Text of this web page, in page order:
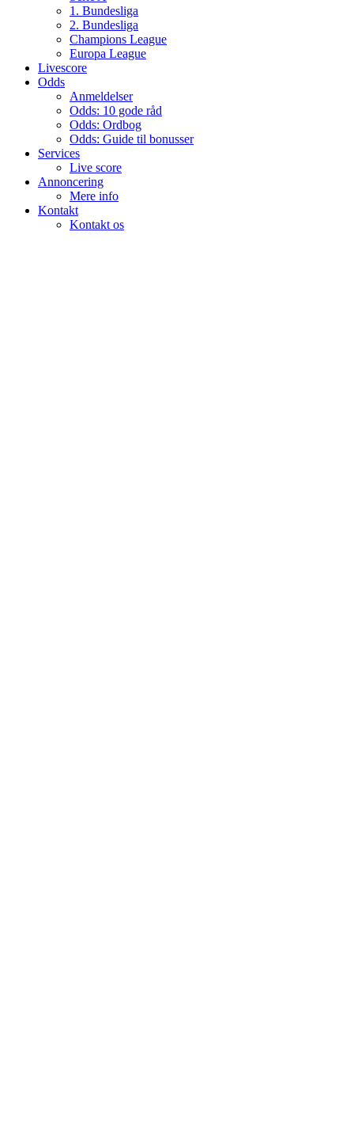
1. Bundesliga
2. Bundesliga
Champions League
Europa League
Livescore
Odds
Anmeldelser
Odds: 10 gode råd
Odds: Ordbog
Odds: Guide til bonusser
Services
Live score
Annoncering
Mere info
Kontakt
Kontakt os